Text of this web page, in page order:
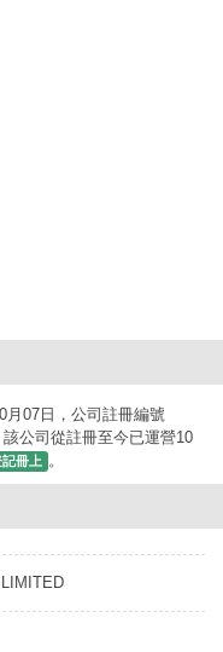
月07日，公司註冊編號
公司從註冊至今已運營10
冊上 。